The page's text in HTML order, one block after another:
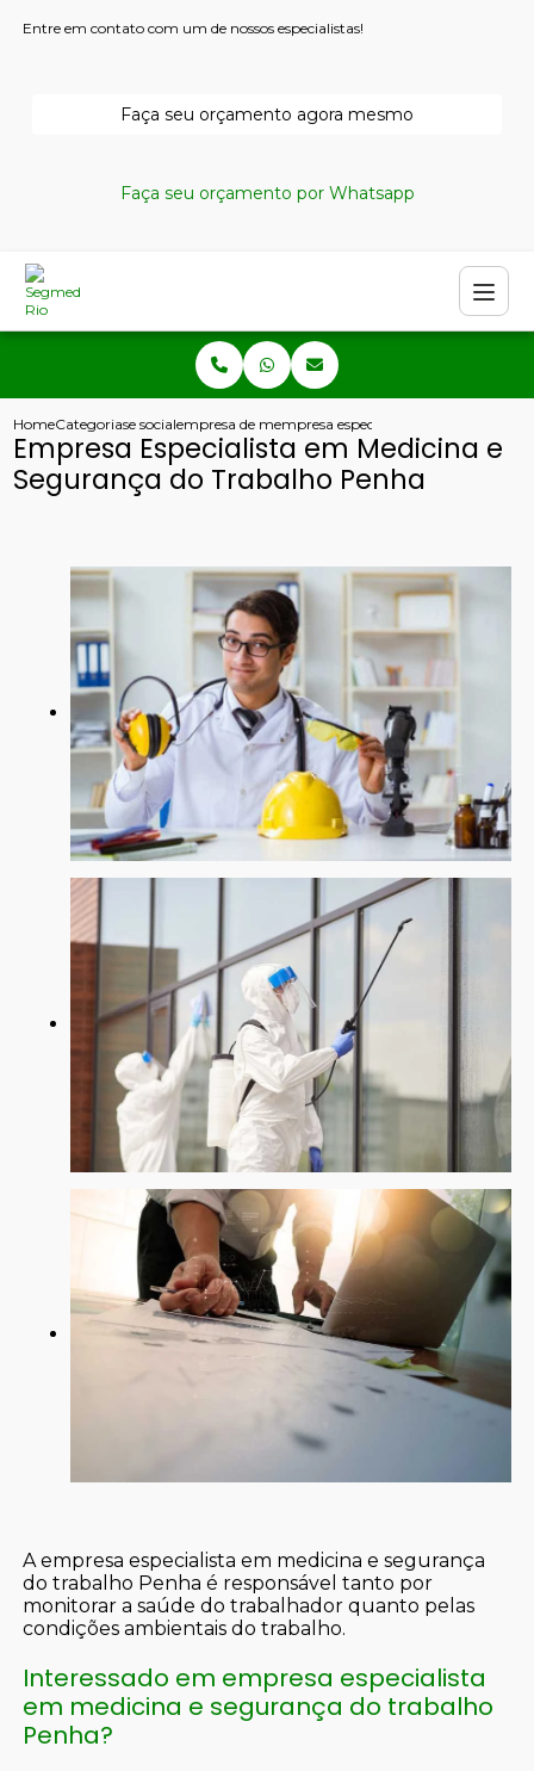
Entre em contato com um de nossos especialistas!
Faça seu orçamento agora mesmo
Faça seu orçamento por Whatsapp
HomeCategoriase socialempresa de medicina do trabalho
empresa especialista em medicina e
Empresa Especialista em Medicina e
Segurança do Trabalho Penha
A empresa especialista em medicina e segurança
do trabalho Penha é responsável tanto por
monitorar a saúde do trabalhador quanto pelas
condições ambientais do trabalho.
Interessado em empresa especialista
em medicina e segurança do trabalho
Penha?